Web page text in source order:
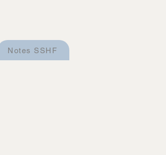
Notes SSHF